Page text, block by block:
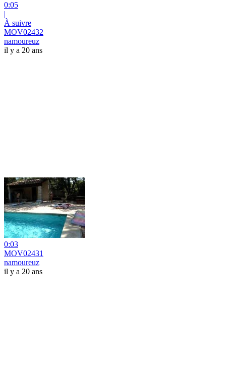
0:05
|
À suivre
MOV02432
namoureuz
il y a 20 ans
0:03
MOV02431
namoureuz
il y a 20 ans